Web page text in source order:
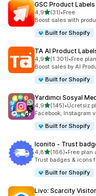
GSC Product
4,95 yıldız üzerinden
(31)
toplam 31 •Free
Boost sales with
Built for Shopify
TA AI Product
4,95 yıldız üzerinden
(1.301)
toplam 1301•Free
Boost sales by AI
Built for Shopify
Yardımcı Sosyal
4,95 yıldız üzerinden
(145)
toplam 145•Ücretsiz
Facebook, Instagram
Built for Shopify
Iconito ‑ Trust
4,85 yıldız üzerinden
(166)
toplam 166•Free plan
Trust badges & icons
Built for Shopify
Livo: Scarcity